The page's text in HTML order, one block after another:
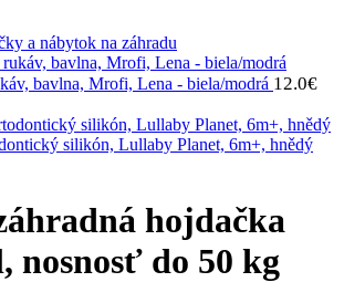
a nábytok na záhradu
bavlna, Mrofi, Lena - biela/modrá 12.0€
silikón, Lullaby Planet, 6m+, hnědý
hojdačka
nosnosť do 50 kg